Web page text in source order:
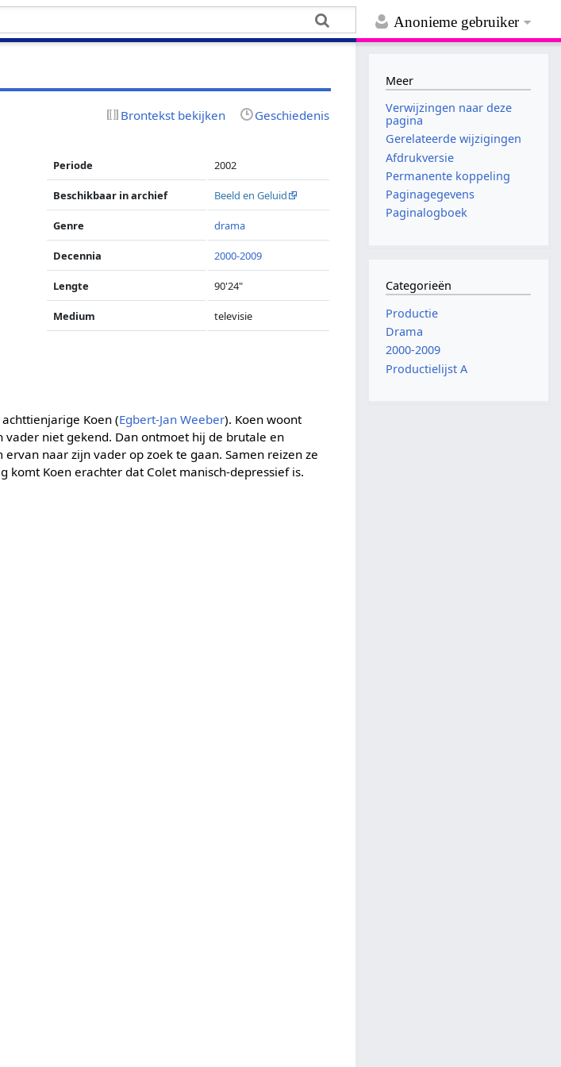
Anonieme gebruiker
Brontekst bekijken Geschiedenis
Periode 2002
Beschikbaar in archief Beeld en Geluid
Genre drama
Decennia 2000-2009
Lengte 90'24"
Medium televisie
Koen (Egbert-Jan Weeber). Koen woont
vader niet gekend. Dan ontmoet hij de brutale en
naar zijn vader op zoek te gaan. Samen reizen ze
Koen erachter dat Colet manisch-depressief is.
Meer
Verwijzingen naar deze
pagina
Gerelateerde wijzigingen
Afdrukversie
Permanente koppeling
Paginagegevens
Paginalogboek
Categorieën
Productie
Drama
2000-2009
Productielijst A